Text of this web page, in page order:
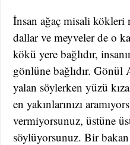
İnsan ağaç misali kökleri
dallar ve meyveler de o
kökü yere bağlıdır,
gönlüne bağlıdır. Gönül
yalan söylerken yüzü
en yakınlarınızı
vermiyorsunuz, üstüne
söylüyorsunuz. Bir